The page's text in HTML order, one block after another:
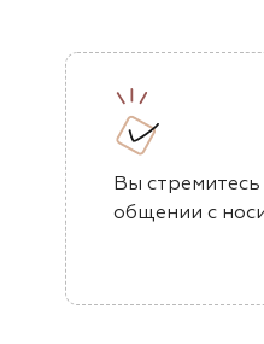
Вы стремитесь
общении с